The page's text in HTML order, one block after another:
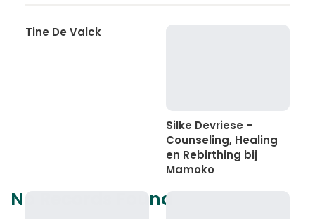
No Records Found
Tine De Valck
Silke Devriese –
Counseling, Healing
en Rebirthing bij
Mamoko